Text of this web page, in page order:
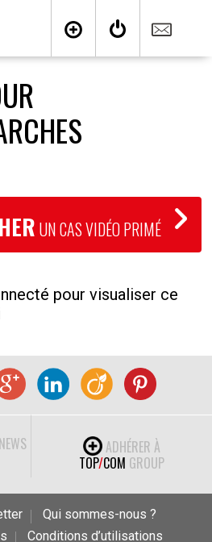
UN CAS VIDÉO PRIMÉ
pour visualiser ce
NEWS
ADHÉRER À
TOP/COM GROUP
Qui sommes-nous ?
Conditions d’utilisations